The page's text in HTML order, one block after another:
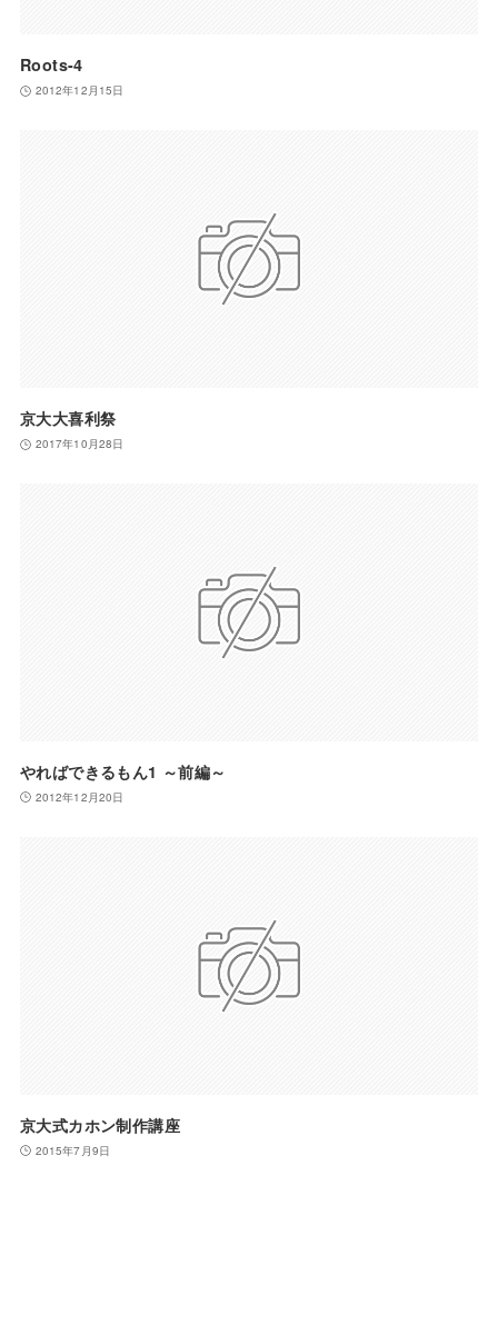
Roots-4
2012年12月15日
京大大喜利祭
2017年10月28日
やればできるもん1 ～前編～
2012年12月20日
京大式カホン制作講座
2015年7月9日